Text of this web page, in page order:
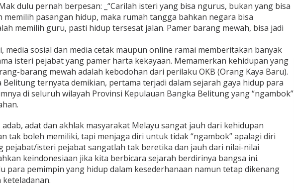
dulu pernah berpesan: _“Carilah isteri yang bisa ngurus, bukan yang bisa
memilih pasangan hidup, maka rumah tangga bahkan negara bisa
memilih guru, pasti hidup tersesat jalan. Pamer barang mewah, bisa jadi
media sosial dan media cetak maupun online ramai memberitakan banyak
isteri pejabat yang pamer harta kekayaan. Memamerkan kehidupan yang
barang mewah adalah kebodohan dari perilaku OKB (Orang Kaya Baru).
Belitung ternyata demikian, pertama terjadi dalam sejarah gaya hidup para
di seluruh wilayah Provinsi Kepulauan Bangka Belitung yang “ngambok”
adab, adat dan akhlak masyarakat Melayu sangat jauh dari kehidupan
tak boleh memiliki, tapi menjaga diri untuk tidak “ngambok” apalagi diri
pejabat/isteri pejabat sangatlah tak beretika dan jauh dari nilai-nilai
keindonesiaan jika kita berbicara sejarah berdirinya bangsa ini.
para pemimpin yang hidup dalam kesederhanaan namun tetap dikenang
keteladanan.